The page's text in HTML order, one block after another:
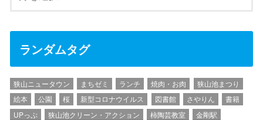
ランダムタグ
狭山ニュータウン まちゼミ ランチ 焼肉・お肉
狭山池まつり
絵本
公園 桜 新型コロナウイルス 図書館 さやりん
書籍
UPっぷ
狭山池クリーン・アクション 柿陶芸教室
金剛駅